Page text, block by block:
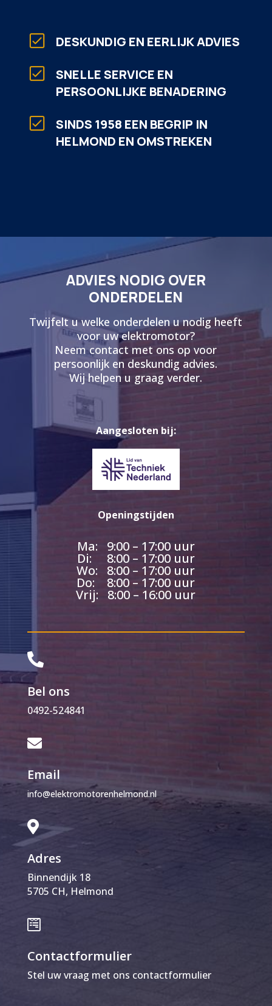
DESKUNDIG EN EERLIJK ADVIES
SNELLE SERVICE EN
PERSOONLIJKE BENADERING
SINDS 1958 EEN BEGRIP IN
HELMOND EN OMSTREKEN
ADVIES NODIG OVER
ONDERDELEN
Twijfelt u welke onderdelen u nodig heeft
voor uw elektromotor?
Neem contact met ons op voor
persoonlijk en deskundig advies.
Wij helpen u graag verder.
Aangesloten bij:
Openingstijden
Ma: 9:00 – 17:00 uur
Di: 8:00 – 17:00 uur
Wo: 8:00 – 17:00 uur
Do: 8:00 – 17:00 uur
Vrij: 8:00 – 16:00 uur

Bel ons
0492-524841

Email
info@elektromotorenhelmond.nl

Adres
Binnendijk 18
5705 CH, Helmond

Contactformulier
Stel uw vraag met ons contactformulier